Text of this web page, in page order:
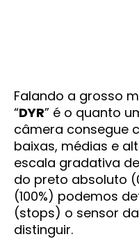
Falando a grosso
“DYR” é o quanto
câmera consegue
baixas, médias e
escala gradativa
do preto absoluto
(100%) podemos
(stops) o sensor
distinguir.